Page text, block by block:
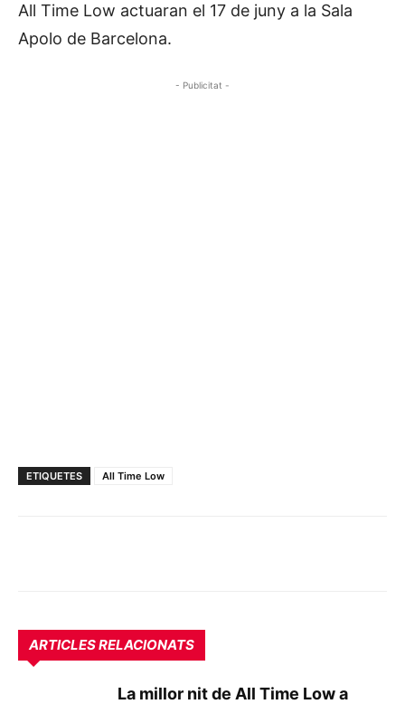
All Time Low actuaran el 17 de juny a la Sala
Apolo de Barcelona.
- Publicitat -
ETIQUETES All Time Low
ARTICLES RELACIONATS
La millor nit de All Time Low a